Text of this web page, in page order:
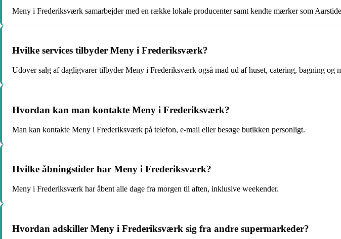
Meny i Frederiksværk samarbejder med en række lokale producenter samt kendte mærker som
Hvilke services tilbyder Meny i Frederiksværk?
Udover salg af dagligvarer tilbyder Meny i Frederiksværk også mad ud af huset, catering, bagning og
Hvordan kan man kontakte Meny i Frederiksværk?
Man kan kontakte Meny i Frederiksværk på telefon, e-mail eller besøge butikken personligt.
Hvilke åbningstider har Meny i Frederiksværk?
Meny i Frederiksværk har åbent alle dage fra morgen til aften, inklusive weekender.
Hvordan adskiller Meny i Frederiksværk sig fra andre supermarkeder?